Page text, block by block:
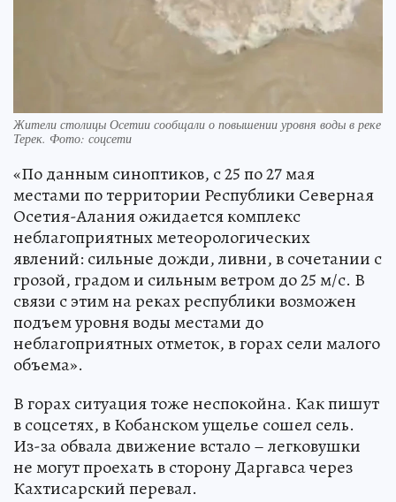
Жители столицы Осетии сообщали о повышении уровня воды в реке
Терек. Фото: соцсети
«По данным синоптиков, с 25 по 27 мая
местами по территории Республики Северная
Осетия-Алания ожидается комплекс
неблагоприятных метеорологических
явлений: сильные дожди, ливни, в сочетании с
грозой, градом и сильным ветром до 25 м/с. В
связи с этим на реках республики возможен
подъем уровня воды местами до
неблагоприятных отметок, в горах сели малого
объема».
В горах ситуация тоже неспокойна. Как пишут
в соцсетях, в Кобанском ущелье сошел сель.
Из-за обвала движение встало – легковушки
не могут проехать в сторону Даргавса через
Кахтисарский перевал.